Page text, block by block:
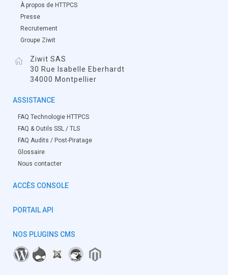
À propos de HTTPCS
Presse
Recrutement
Groupe Ziwit
Ziwit SAS
30 Rue Isabelle Eberhardt
34000 Montpellier
ASSISTANCE
FAQ Technologie HTTPCS
FAQ & Outils SSL / TLS
FAQ Audits / Post-Piratage
Glossaire
Nous contacter
ACCÈS CONSOLE
PORTAIL API
NOS PLUGINS CMS